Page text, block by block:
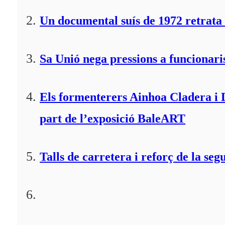
Un documental suís de 1972
Sa Unió nega pressions a
Els formenterers Ainhoa Cladera i
part de l’exposició BaleART
Talls de carretera i reforç de la